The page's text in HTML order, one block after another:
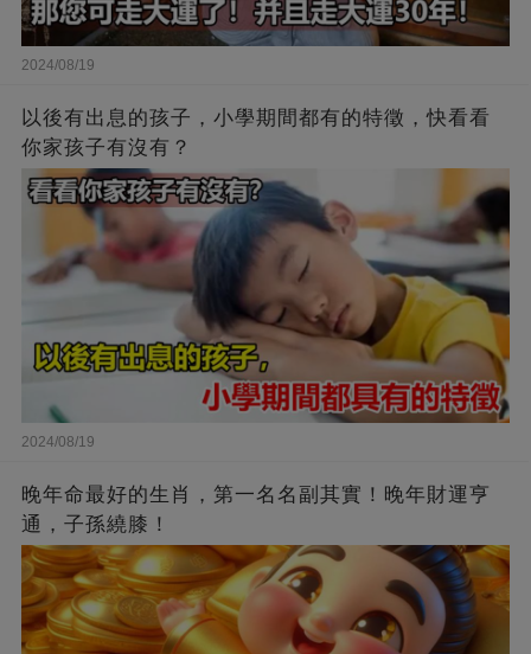
2024/08/19
以後有出息的孩子，小學期間都有的特徵，快看看
你家孩子有沒有？
2024/08/19
晚年命最好的生肖，第一名名副其實！晚年財運亨
通，子孫繞膝！